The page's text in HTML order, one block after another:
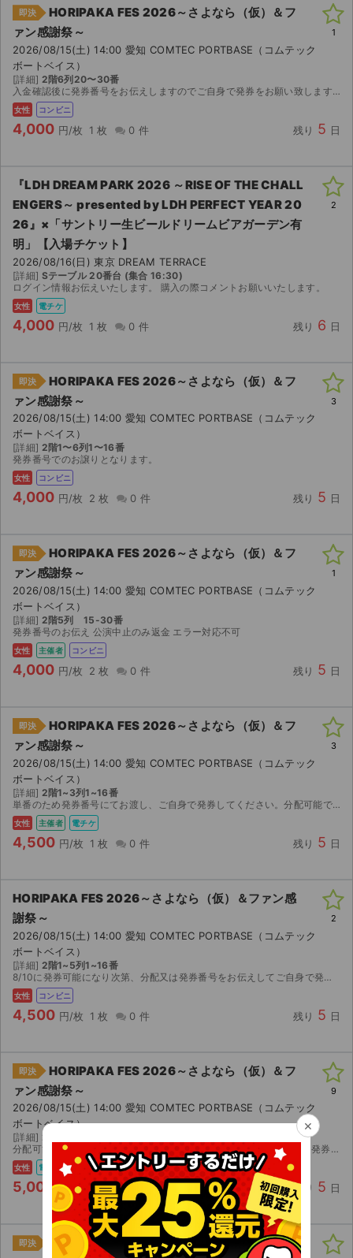
即決
HORIPAKA FES 2026～さよなら（仮）＆フ
ァン感謝祭～
2026/08/15(土) 14:00 愛知 COMTEC PORTBASE（コムテック
ボートベイス）
[詳細] 2階6列20〜30番
入金確認後に発券番号をお伝えしますのでご自身で発券をお願い致します。
女性 コンビニ
4,000 円/枚 1 枚 0 件 残り 5 日
1
『LDH DREAM PARK 2026 ～RISE OF THE CHALL
ENGERS～ presented by LDH PERFECT YEAR 20
26』×「サントリー⽣ビールドリームビアガーデン有
明」【入場チケット】
2026/08/16(日) 東京 DREAM TERRACE
[詳細] Sテーブル 20番台 (集合 16:30)
ログイン情報お伝えいたします。 購入の際コメントお願いいたします。
女性 電チケ
4,000 円/枚 1 枚 0 件 残り 6 日
2
即決
HORIPAKA FES 2026～さよなら（仮）＆フ
ァン感謝祭～
2026/08/15(土) 14:00 愛知 COMTEC PORTBASE（コムテック
ボートベイス）
[詳細] 2階1〜6列1〜16番
発券番号でのお譲りとなります。
女性 コンビニ
4,000 円/枚 2 枚 0 件 残り 5 日
3
即決
HORIPAKA FES 2026～さよなら（仮）＆フ
ァン感謝祭～
2026/08/15(土) 14:00 愛知 COMTEC PORTBASE（コムテック
ボートベイス）
[詳細] 2階5列 15-30番
発券番号のお伝え 公演中止のみ返金 エラー対応不可
女性 主催者 コンビニ
4,000 円/枚 2 枚 0 件 残り 5 日
1
即決
HORIPAKA FES 2026～さよなら（仮）＆フ
ァン感謝祭～
2026/08/15(土) 14:00 愛知 COMTEC PORTBASE（コムテック
ボートベイス）
[詳細] 2階1~3列1~16番
単番のため発券番号にてお渡し、ご自身で発券してください。分配可能であれば分配で対応します。 公演中止以外返金不可
女性 主催者 電チケ
4,500 円/枚 1 枚 0 件 残り 5 日
3
HORIPAKA FES 2026～さよなら（仮）＆ファン感
謝祭～
2026/08/15(土) 14:00 愛知 COMTEC PORTBASE（コムテック
ボートベイス）
[詳細] 2階1~5列1~16番
8/10に発券可能になり次第、分配又は発券番号をお伝えしてご自身で発券していただきます。 どちらでも対応可能な方でお願いいたします。 公演中止以外の返金不可。
女性 コンビニ
4,500 円/枚 1 枚 0 件 残り 5 日
2
即決
HORIPAKA FES 2026～さよなら（仮）＆フ
ァン感謝祭～
2026/08/15(土) 14:00 愛知 COMTEC PORTBASE（コムテック
ボートベイス）
[詳細] 2階1-2列 25-40番
分配可能でしたらCloakにて分配いたします。分配できない場合には発券番号をお送りいたします。
女性 電チケ
5,000 円/枚 1 枚 0 件 残り 5 日
9
即決
HORIPAKA FES 2026～さよなら（仮）＆フ
×